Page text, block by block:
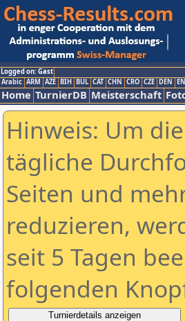
Logged on: Gast
Arabic ARM AZE BIH BUL CAT CHN CRO CZE DEN
Home TurnierDB Meisterschaft
Hinweis: Um
tägliche
Seiten und
reduzieren,
seit 5 Tagen
folgenden